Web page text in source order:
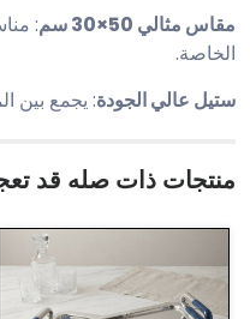
مقاس مثالي 50×30 سم
:
الخاصة.
ستيل عالي الجودة: يجمع بين
منتجات ذات صله قد